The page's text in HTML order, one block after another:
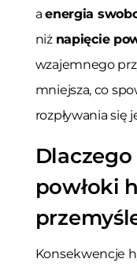
aenergia
niż napięcie
wzajemnego
mniejsza, co
rozpływania się
powłoki
Konsekwencje